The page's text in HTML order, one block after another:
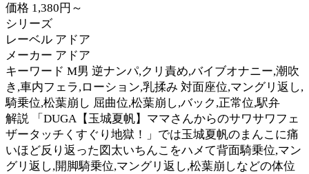
価格 1,380円～
シリーズ
レーベル アドア
メーカー アドア
キーワード M男 逆ナンパ,クリ責め,バイブオナニー,潮吹
き,車内フェラ,ローション,乳揉み 対面座位,マングリ返し,
騎乗位,松葉崩し 屈曲位,松葉崩し,バック,正常位,駅弁
解説 「DUGA【玉城夏帆】ママさんからのサワサワフェ
ザータッチくすぐり地獄！」では玉城夏帆のまんこに痛
いほど反り返った図太いちんこをハメて背面騎乗位,マン
グリ返し,開脚騎乗位,マングリ返し,松葉崩しなどの体位